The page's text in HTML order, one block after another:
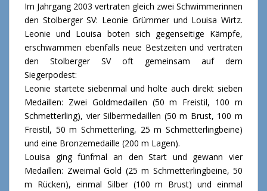
Im Jahrgang 2003 vertraten gleich zwei Schwimmerinnen
den Stolberger SV: Leonie Grümmer und Louisa Wirtz.
Leonie und Louisa boten sich gegenseitige Kämpfe,
erschwammen ebenfalls neue Bestzeiten und vertraten
den Stolberger SV oft gemeinsam auf dem
Siegerpodest:
Leonie startete siebenmal und holte auch direkt sieben
Medaillen: Zwei Goldmedaillen (50 m Freistil, 100 m
Schmetterling), vier Silbermedaillen (50 m Brust, 100 m
Freistil, 50 m Schmetterling, 25 m Schmetterlingbeine)
und eine Bronzemedaille (200 m Lagen).
Louisa ging fünfmal an den Start und gewann vier
Medaillen: Zweimal Gold (25 m Schmetterlingbeine, 50
m Rücken), einmal Silber (100 m Brust) und einmal